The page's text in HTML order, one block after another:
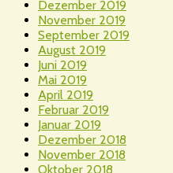
Dezember 2019
November 2019
September 2019
August 2019
Juni 2019
Mai 2019
April 2019
Februar 2019
Januar 2019
Dezember 2018
November 2018
Oktober 2018